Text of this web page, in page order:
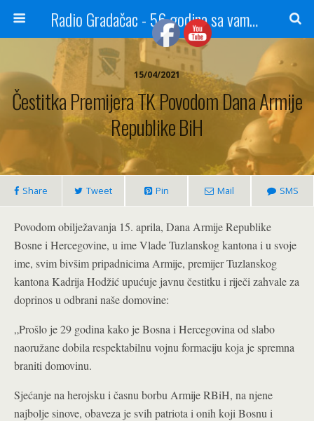
Radio Gradačac - 56 godina sa vama...
15/04/2021
Čestitka Premijera TK Povodom Dana Armije
Republike BiH
Share Tweet Pin Mail SMS
Povodom obilježavanja 15. aprila, Dana Armije Republike
Bosne i Hercegovine, u ime Vlade Tuzlanskog kantona i u svoje
ime, svim bivšim pripadnicima Armije, premijer Tuzlanskog
kantona Kadrija Hodžić upućuje javnu čestitku i riječi zahvale za
doprinos u odbrani naše domovine:
„Prošlo je 29 godina kako je Bosna i Hercegovina od slabo
naoružane dobila respektabilnu vojnu formaciju koja je spremna
braniti domovinu.
Sjećanje na herojsku i časnu borbu Armije RBiH, na njene
najbolje sinove, obaveza je svih patriota i onih koji Bosnu i